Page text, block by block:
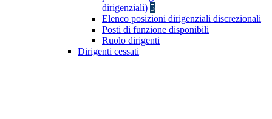
dirigenziali) 5
Elenco posizioni dirigenziali discrezionali
Posti di funzione disponibili
Ruolo dirigenti
Dirigenti cessati